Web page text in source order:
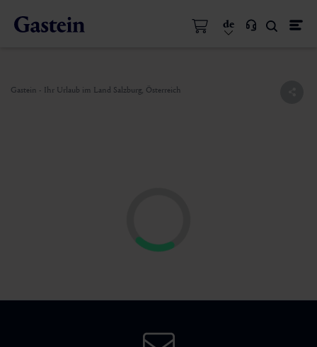
de
Gastein - Ihr Urlaub im Land Salzburg, Österreich